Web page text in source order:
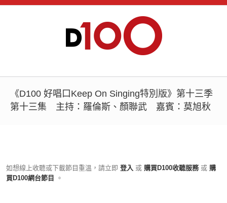
《D100 好唱口Keep On Singing特別版》第十三季
第十三集 主持：羅倫斯、顏聯武 嘉賓：莫旭秋
如想線上收聽或下載節目重溫，請立即 登入 或 購買D100收聽服務 或 購
買D100網台節目
。